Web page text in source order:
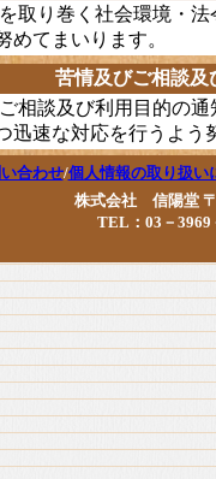
取り巻く社会環境・
めてまいります。
苦情及びご相談及
相談及び利用目的の
迅速な対応を行うよう
合わせ/個人情報の取り扱い
株式会社 信陽堂
TEL：03－3969